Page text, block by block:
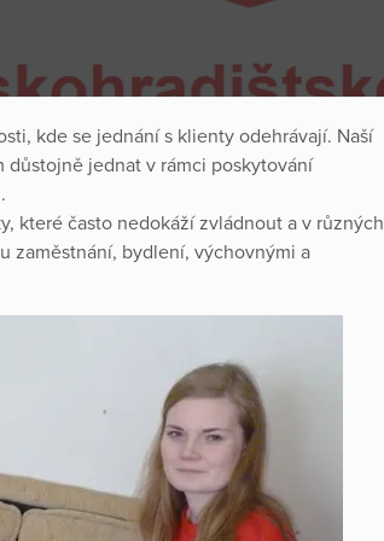
kde se jednání s klienty odehrávají. Naší
jednat v rámci poskytování
které často nedokáží zvládnout a v různých
zaměstnání, bydlení, výchovnými a